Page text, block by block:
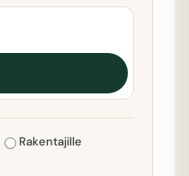
Rakentajille